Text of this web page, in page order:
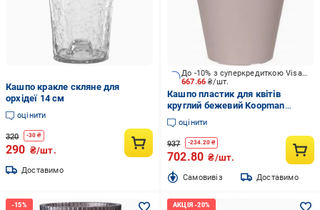
Кашпо кракле скляне для
орхідеї 14 см
оцінити
320 -30 ₴
290 ₴/шт.
Доставимо
667.66₴/шт.
До -10% з суперкредиткою Visa Вигода
Кашпо пластик для квітів
круглий бежевий Koopman
(Y54198610)
оцінити
937 -234.20₴
702.80 ₴/шт.
Cамовивіз Доставимо